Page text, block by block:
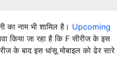
नाम भी शामिल है। Upcoming
किया जा रहा है कि F सीरीज के इस
के बाद इस धांसू मोबाइल को ढेर सारे